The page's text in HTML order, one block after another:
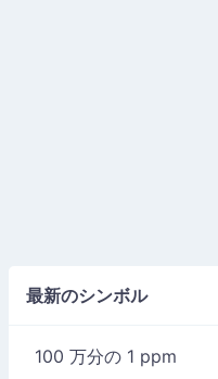
最新のシンボル
100 万分の 1 ppm